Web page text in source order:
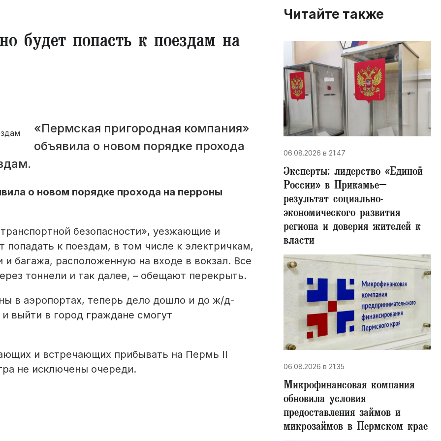
будет попасть к поездам на
«Пермская пригородная компания»
объявила о новом порядке прохода
о новом порядке прохода на перроны
безопасности», уезжающие и
к поездам, в том числе к электричкам,
багажа, расположенную на входе в вокзал. Все
тоннели и так далее, – обещают перекрыть.
в аэропортах, теперь дело дошло и до ж/д-
выйти в город граждане смогут
и встречающих прибывать на Пермь II
не исключены очереди.
Читайте также
06.08.2026 в 21:47
Эксперты: лидерство «Единой
России» в Прикамье–
результат социально-
экономического развития
региона и доверия жителей к
власти
06.08.2026 в 21:35
Микрофинансовая компания
обновила условия
предоставления займов и
микрозаймов в Пермском крае